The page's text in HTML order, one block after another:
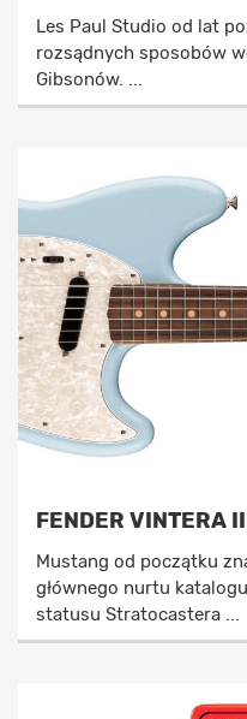
Les Paul Studio od lat
rozsądnych sposobów
Gibsonów. ...
FENDER VINTERA
Mustang od początku
głównego nurtu
statusu Stratocastera ...